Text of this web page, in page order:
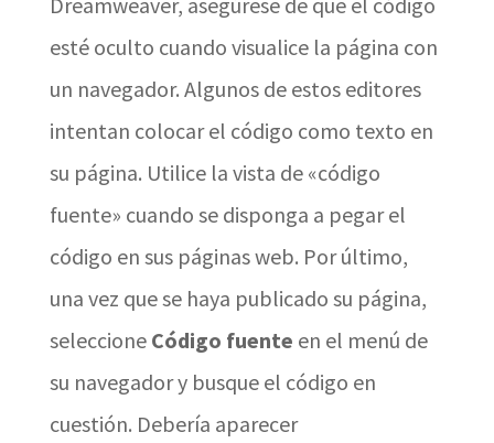
esté oculto cuando visualice la página con
un navegador. Algunos de estos editores
intentan colocar el código como texto en
su página. Utilice la vista de «código
fuente» cuando se disponga a pegar el
código en sus páginas web. Por último,
una vez que se haya publicado su página,
seleccione Código fuente en el menú de
su navegador y busque el código en
cuestión. Debería aparecer